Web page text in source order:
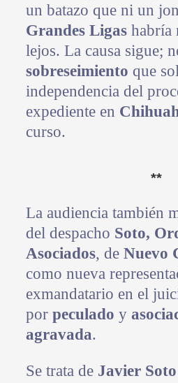
un batazo que ni un
Grandes Ligashabría
lejos. La causa sigue;
sobreseimiento que
independencia del
expediente en
curso.
**
La audiencia también
del despacho Soto,
Asociados, de Nuevo
como nueva
exmandatario en el
por peculado y
agravada.
Se trata de Javier